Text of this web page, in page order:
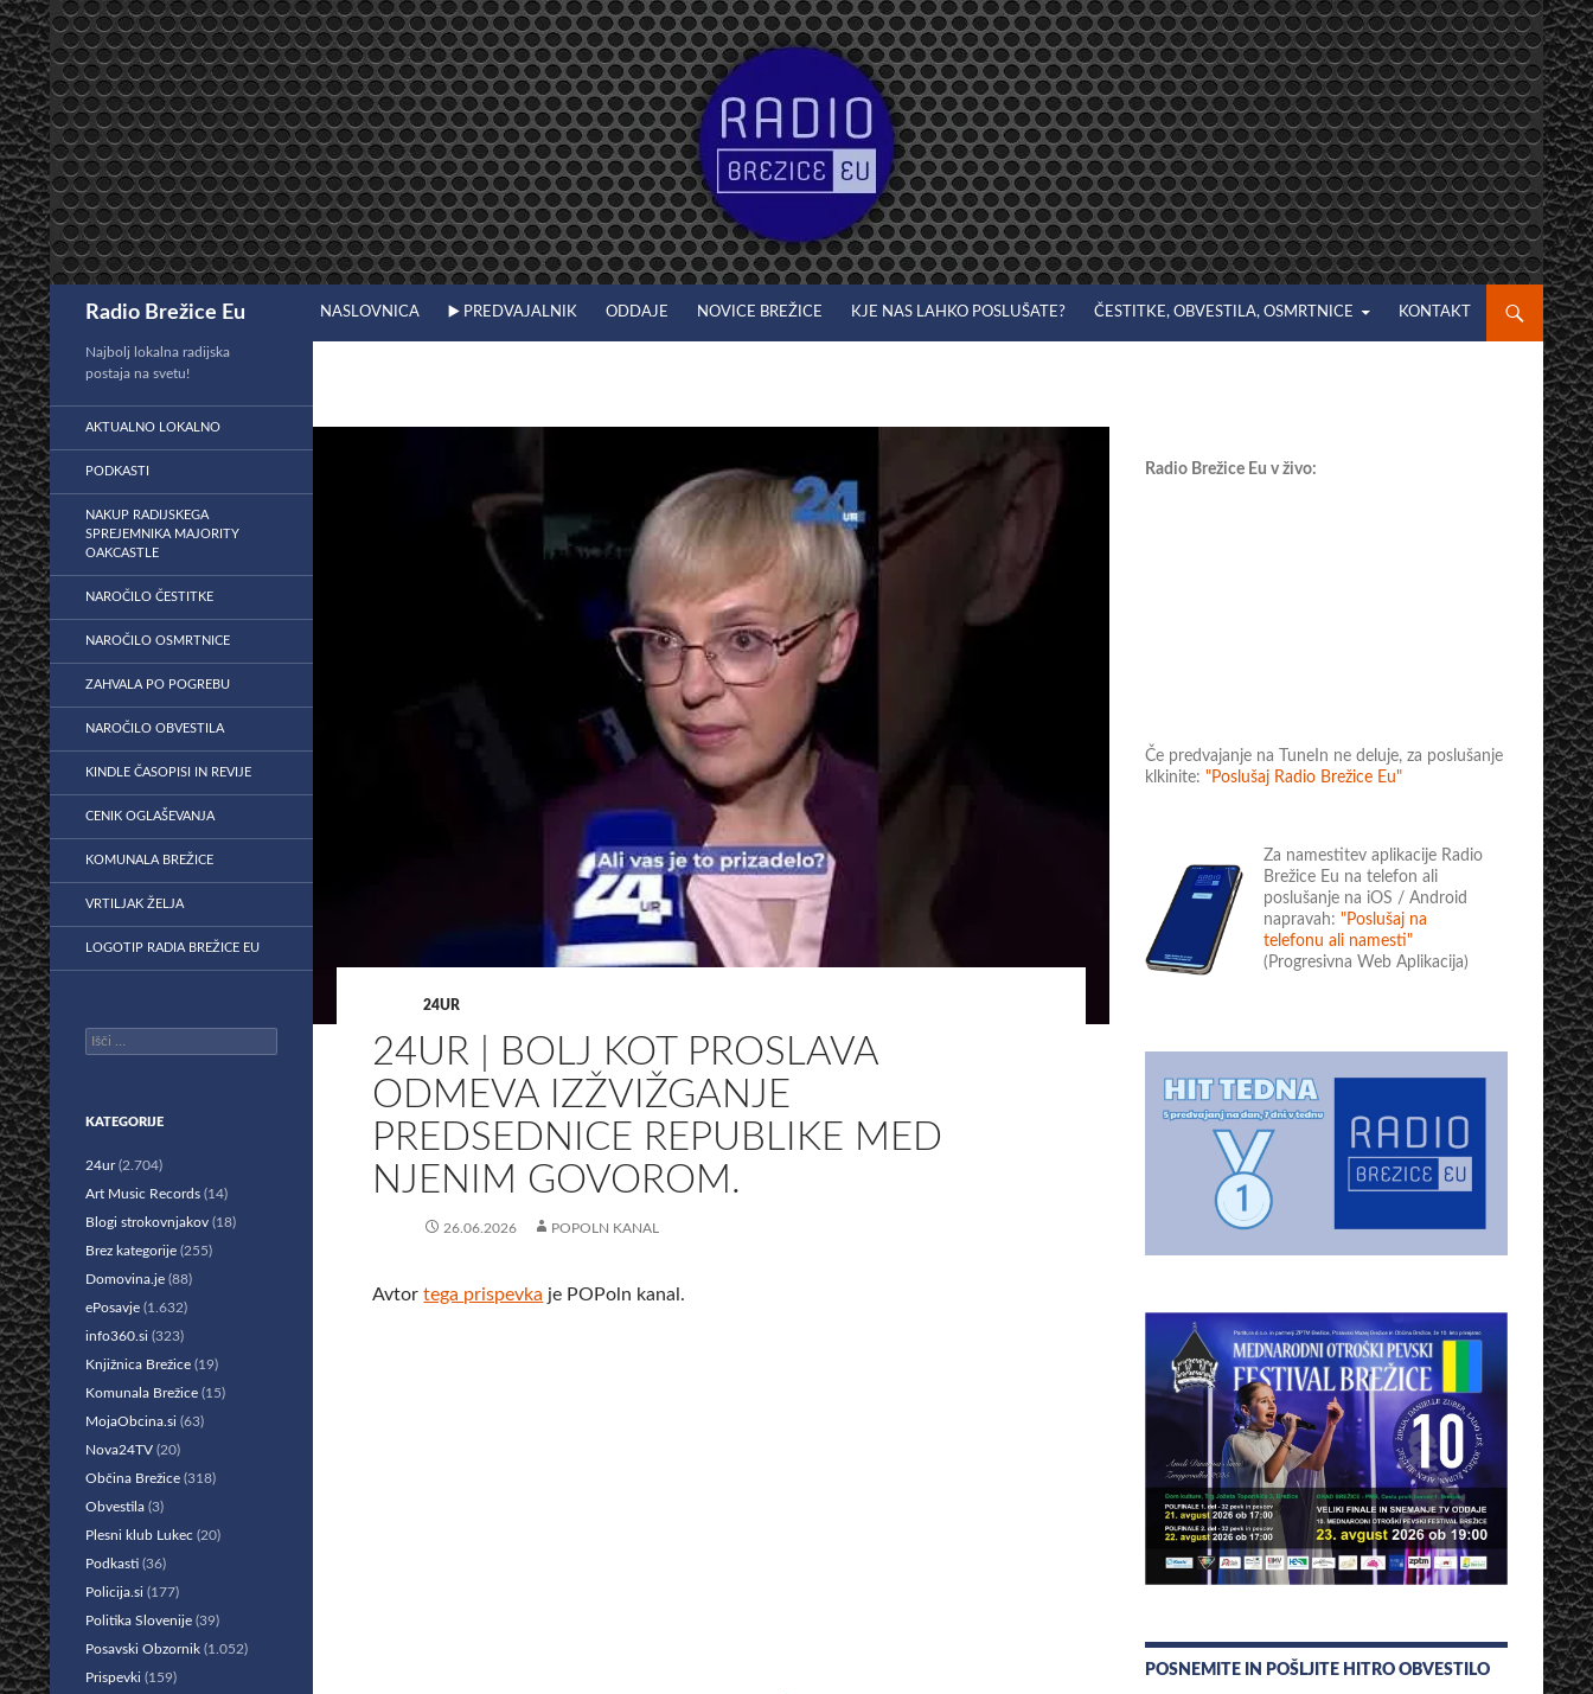
Preskoči
na
vsebino
Radio Brežice Eu NASLOVNICA ▶️ PREDVAJALNIK ODDAJE NOVICE BREŽICE KJE NAS LAHKO POSLUŠATE? ČESTITKE, OBVESTILA, OSMRTNICE KONTAKT
24UR
24UR | BOLJ KOT PROSLAVA
ODMEVA IZŽVIŽGANJE
PREDSEDNICE REPUBLIKE MED
NJENIM GOVOROM.
26.06.2026 POPOLN KANAL
Avtortega prispevka je POPoln kanal.
Radio Brežice Eu v živo:
Če predvajanje na TuneIn ne deluje, za poslušanje
klkinite: "Poslušaj Radio Brežice Eu"
Za namestitev aplikacije Radio
Brežice Eu na telefon ali
poslušanje na iOS / Android
napravah: "Poslušaj na
telefonu ali namesti"
(Progresivna Web Aplikacija)
POSNEMITE IN POŠLJITE HITRO OBVESTILO
Najbolj lokalna radijska
postaja na svetu!
AKTUALNO LOKALNO
PODKASTI
NAKUP RADIJSKEGA
SPREJEMNIKA MAJORITY
OAKCASTLE
NAROČILO ČESTITKE
NAROČILO OSMRTNICE
ZAHVALA PO POGREBU
NAROČILO OBVESTILA
KINDLE ČASOPISI IN REVIJE
CENIK OGLAŠEVANJA
KOMUNALA BREŽICE
VRTILJAK ŽELJA
LOGOTIP RADIA BREŽICE EU
Išči:
KATEGORIJE
24ur(2.704)
Art Music Records (14)
Blogi strokovnjakov (18)
Brez kategorije (255)
Domovina.je (88)
ePosavje (1.632)
info360.si (323)
Knjižnica Brežice (19)
Komunala Brežice (15)
MojaObcina.si (63)
Nova24TV (20)
Občina Brežice (318)
Obvestila (3)
Plesni klub Lukec (20)
Podkasti (36)
Policija.si (177)
Politika Slovenije (39)
Posavski Obzornik (1.052)
Prispevki (159)